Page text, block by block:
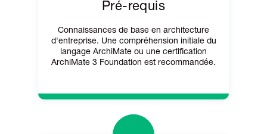
Pré-requis
Connaissances de base en architecture
d'entreprise. Une compréhension initiale du
langage ArchiMate ou une certification
ArchiMate 3 Foundation est recommandée.